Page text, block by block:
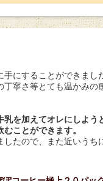
にすることができまし
寧さ等とても温かみの
乳を加えてオレにしよう
ことができます。
たので、また近いうち